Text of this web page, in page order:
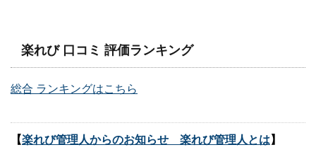
楽れび 口コミ 評価ランキング
総合 ランキングはこちら
【楽れび管理人からのお知らせ 楽れび管理人とは 】